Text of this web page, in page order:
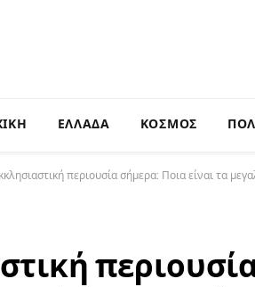
ΕΛΛΑΔΑ ΚΟΣΜΟΣ
περιουσία σήμερα: Ποια είναι τα